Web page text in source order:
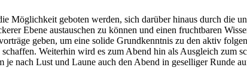
geboten werden, sich darüber hinaus durch die
Ebene austauschen zu können und einen fruchtbaren
geben, um eine solide Grundkenntnis zu den aktiv
Weiterhin wird es zum Abend hin als Ausgleich zum
nach Lust und Laune auch den Abend in geselliger Runde